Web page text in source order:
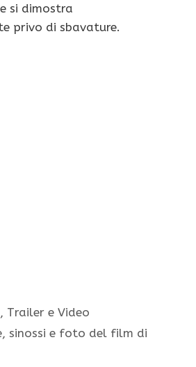
si dimostra
privo di sbavature.
, Trailer e Video
sinossi e foto del film di